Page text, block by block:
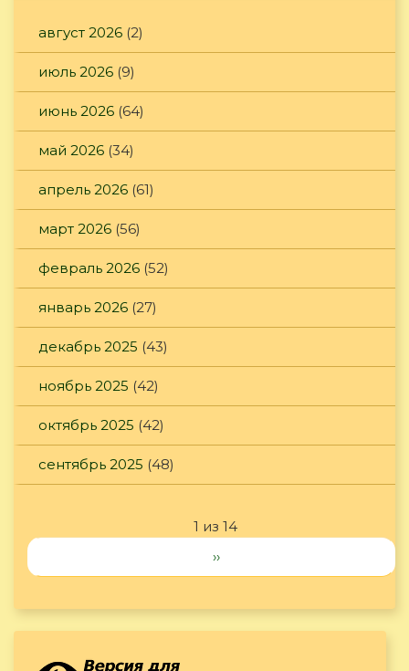
август 2026 (2)
июль 2026 (9)
июнь 2026 (64)
май 2026 (34)
апрель 2026 (61)
март 2026 (56)
февраль 2026 (52)
январь 2026 (27)
декабрь 2025 (43)
ноябрь 2025 (42)
октябрь 2025 (42)
сентябрь 2025 (48)
1 из 14
››